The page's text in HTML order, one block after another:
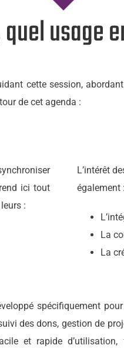
usage
cette session,
de cet agenda :
ici tout
:
L’intérêt
également :
La
La
spécifiquement
des dons, gestion de
et rapide